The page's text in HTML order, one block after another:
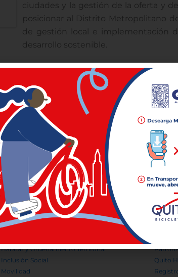
ciudades y la gestión de la oferta y
posicionar al Distrito Metropolitano
de gestión local e implementación
desarrollo sostenible.
Ambiente
Comunicación
Coordinación Territorial y Participación
Cultura
Desarrollo Económico y Productivo
Educación
Hábitat y Ordenamiento Territorial
Inclusión Social
Movilidad
OTRAS
Quito